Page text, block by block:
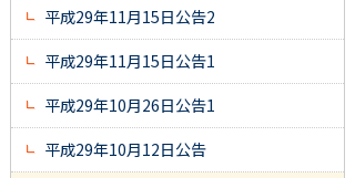
平成29年11月15日公告2
平成29年11月15日公告1
平成29年10月26日公告1
平成29年10月12日公告